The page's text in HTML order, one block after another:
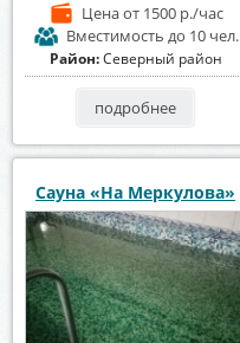
Ценаот 1500 р./час
Вместимость до 10 чел.
Район:Северный район
подробнее
Сауна «На Меркулова»